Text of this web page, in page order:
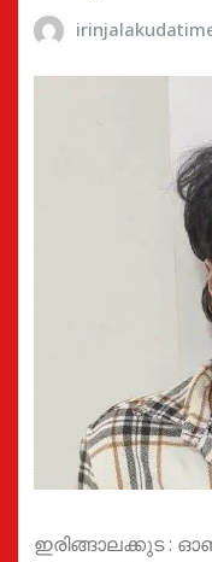
ഇരിങ്ങാലക്കുട